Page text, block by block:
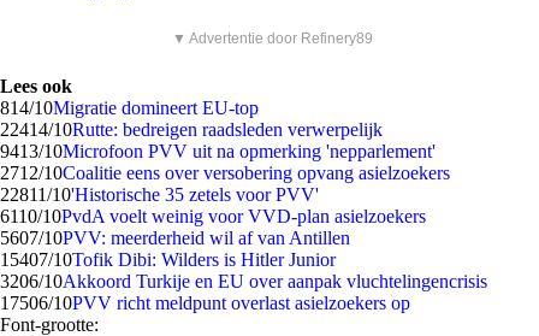
▼ Advertentie door Refinery89
Lees ook
814/10Migratie domineert EU-top
22414/10Rutte: bedreigen raadsleden verwerpelijk
9413/10Microfoon PVV uit na opmerking 'nepparlement'
2712/10Coalitie eens over versobering opvang asielzoekers
22811/10'Historische 35 zetels voor PVV'
6110/10PvdA voelt weinig voor VVD-plan asielzoekers
5607/10PVV: meerderheid wil af van Antillen
15407/10Tofik Dibi: Wilders is Hitler Junior
3206/10Akkoord Turkije en EU over aanpak vluchtelingencrisis
17506/10PVV richt meldpunt overlast asielzoekers op
Font-grootte: